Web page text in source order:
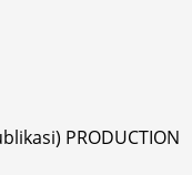
PRODUCTION